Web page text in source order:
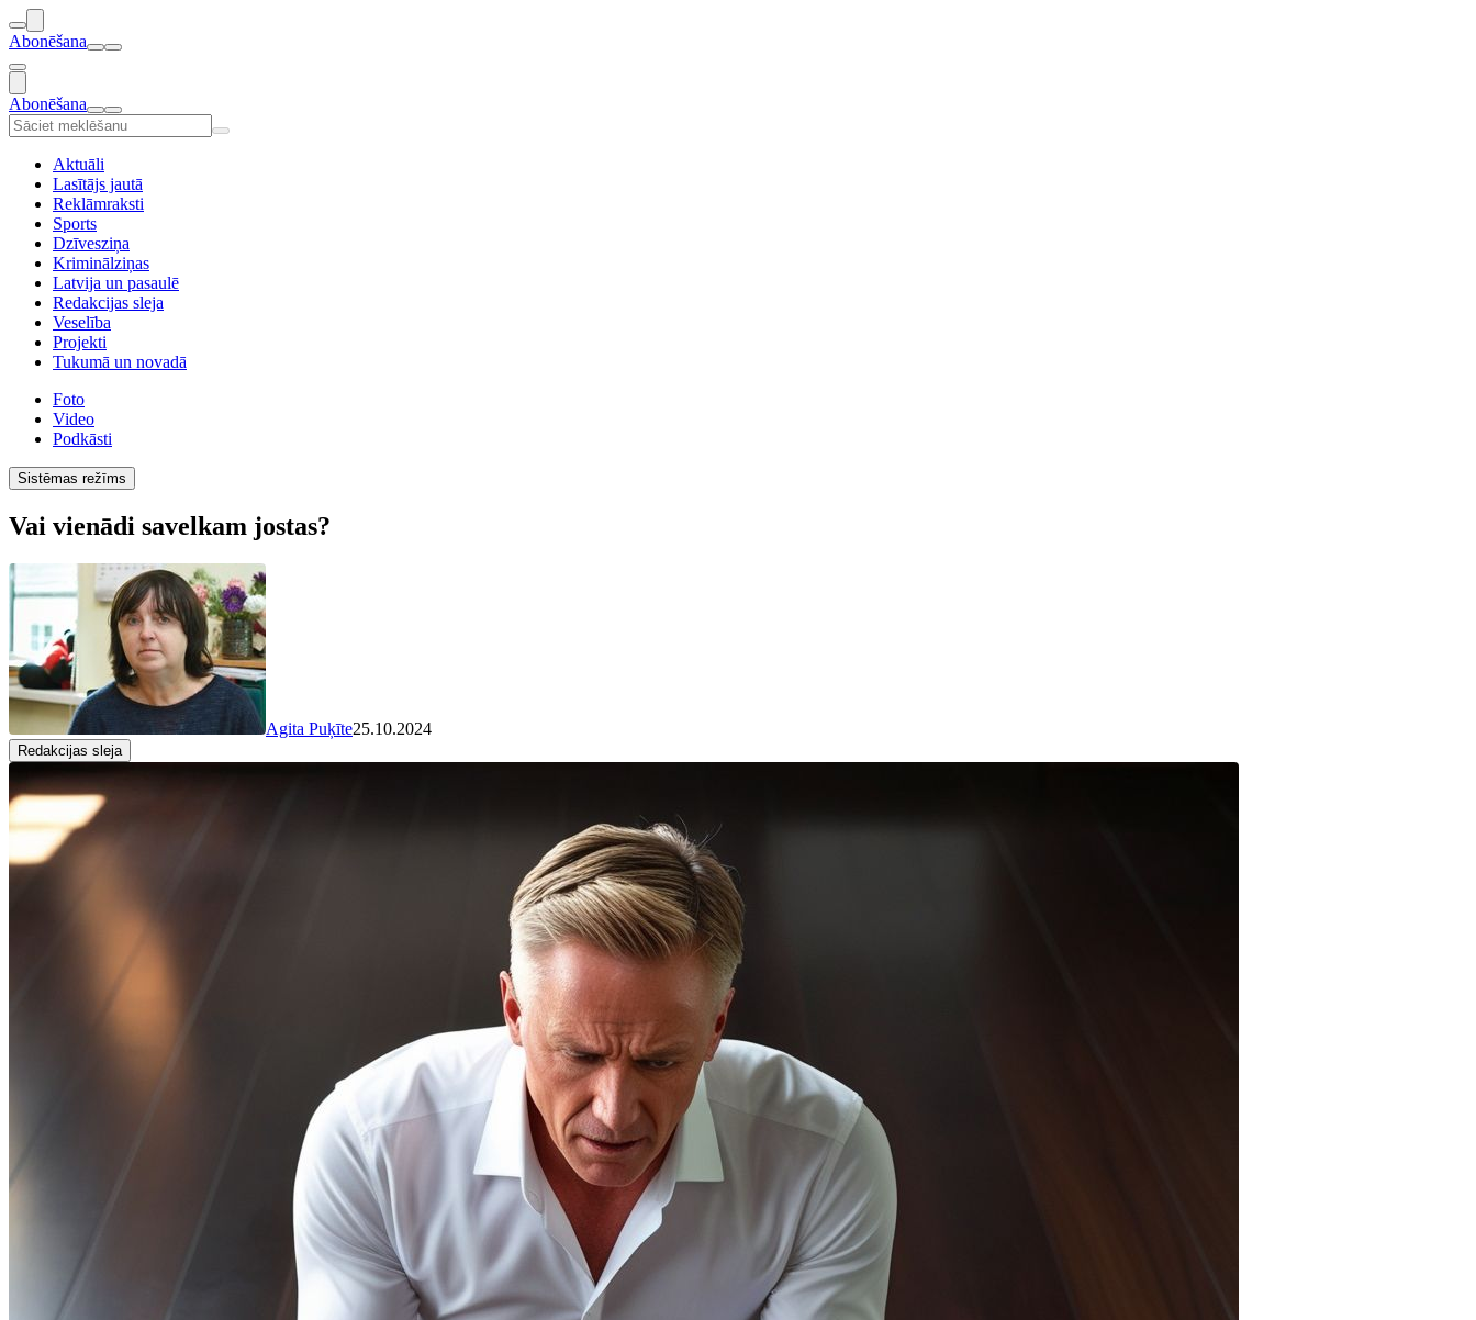
Abonēšana
Abonēšana
Aktuāli
Lasītājs jautā
Reklāmraksti
Sports
Dzīvesziņa
Kriminālziņas
Latvija un pasaulē
Redakcijas sleja
Veselība
Projekti
Tukumā un novadā
Foto
Video
Podkāsti
Sistēmas režīms
Vai vienādi savelkam jostas?
Agita Puķīte25.10.2024
Redakcijas sleja